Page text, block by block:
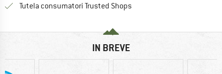
Tutela consumatori Trusted Shops
IN BREVE